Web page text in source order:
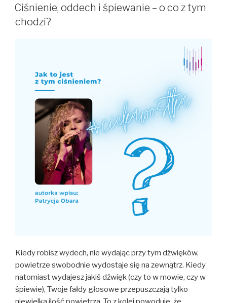
W
Ciśnienie, oddech i śpiewanie – o co z tym
chodzi?
Kiedy robisz wydech, nie wydając przy tym dźwięków,
powietrze swobodnie wydostaje się na zewnątrz. Kiedy
natomiast wydajesz jakiś dźwięk (czy to w mowie, czy w
śpiewie), Twoje fałdy głosowe przepuszczają tylko